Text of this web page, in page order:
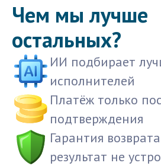
Чем мы лучше
остальных?
ИИ подбирает
исполнителей
Платёж только
подтверждения
Гарантия
результат не